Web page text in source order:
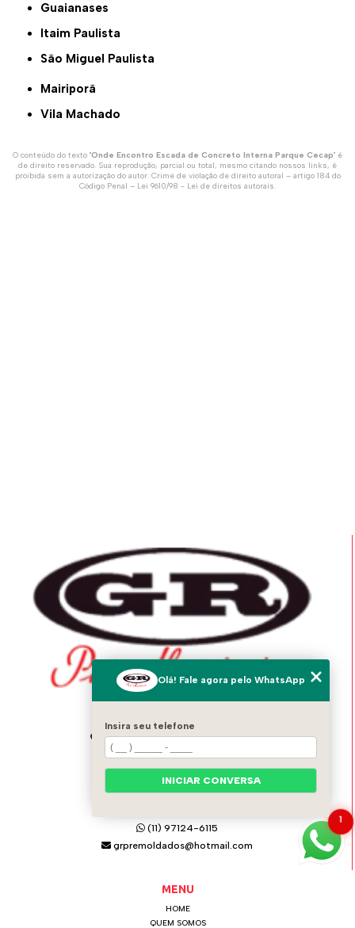
Guaianases
Itaim Paulista
São Miguel Paulista
Mairiporã
Vila Machado
O conteúdo do texto "Onde Encontro Escada de Concreto Interna Parque Cecap" é
de direito reservado. Sua reprodução, parcial ou total, mesmo citando nossos links, é
proibida sem a autorização do autor. Crime de violação de direito autoral – artigo 184 do
Código Penal – Lei 9610/98 - Lei de direitos autorais.
ENDEREÇO
Av. Italo Adami, 1556 - Vila Zeferina
Itaquaquecetuba - SP - 08574-020
GR PRÉ MOLDADOS
(11) 97124-6115
grpremoldados@hotmail.com
MENU
HOME
QUEM SOMOS
1
Olá! Fale agora pelo WhatsApp
Insira seu telefone
INICIAR CONVERSA